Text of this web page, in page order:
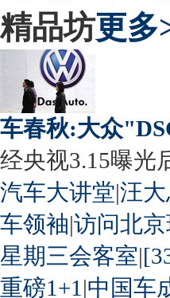
精品坊更多
车春秋:大众
经央视3.15曝光
汽车大讲堂|汪
车领袖|访问北
星期三会客室|
重磅1+1 |中国车